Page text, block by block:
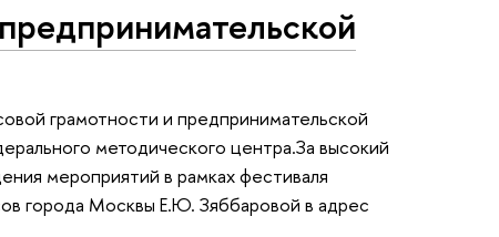
грамотности и предпринимательской
методического центра.За высокий
мероприятий в рамках фестиваля
города Москвы Е.Ю. Зяббаровой в адрес